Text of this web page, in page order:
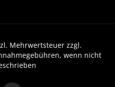
Mehrwertsteuer zzgl.
wenn nicht